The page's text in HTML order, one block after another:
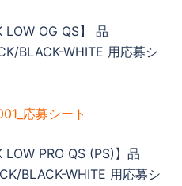
LOW OG QS】 品
BLACK-WHITE 用応募シ
応募シート
PRO QS (PS)】品
BLACK-WHITE 用応募シ